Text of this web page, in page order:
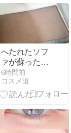
ェルミュゲ）
*୨୧
へたれたソフ
ァが蘇ったマ
ット！
6時間前
コスメ道